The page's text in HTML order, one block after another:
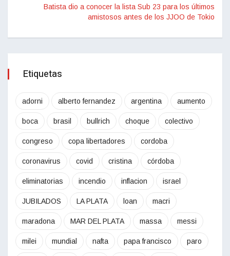
Batista dio a conocer la lista Sub 23 para los últimos
amistosos antes de los JJOO de Tokio
Etiquetas
adorni alberto fernandez argentina aumento
boca brasil bullrich choque colectivo
congreso copa libertadores cordoba
coronavirus covid cristina córdoba
eliminatorias incendio inflacion israel
JUBILADOS LA PLATA loan macri
maradona MAR DEL PLATA massa messi
milei mundial nafta papa francisco paro